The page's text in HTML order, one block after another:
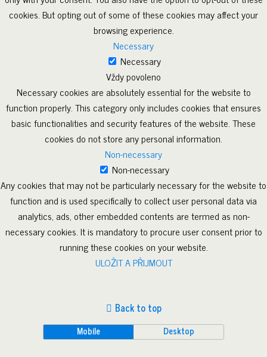
cookies. But opting out of some of these cookies may affect your
browsing experience.
Necessary
Necessary
Vždy povoleno
Necessary cookies are absolutely essential for the website to
function properly. This category only includes cookies that ensures
basic functionalities and security features of the website. These
cookies do not store any personal information.
Non-necessary
Non-necessary
Any cookies that may not be particularly necessary for the website to
function and is used specifically to collect user personal data via
analytics, ads, other embedded contents are termed as non-
necessary cookies. It is mandatory to procure user consent prior to
running these cookies on your website.
ULOŽIT A PŘIJMOUT
Back to top
Mobile Desktop